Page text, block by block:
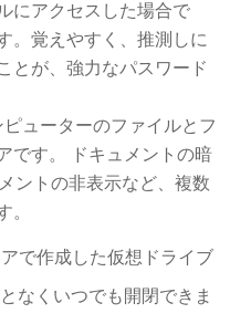
にアクセスした場合で
。覚えやすく、推測しに
とが、強力なパスワード
ピューターのファイルとフ
です。 ドキュメントの暗
ントの非表示など、複数
。
で作成した仮想ドライブ
なくいつでも開閉できま